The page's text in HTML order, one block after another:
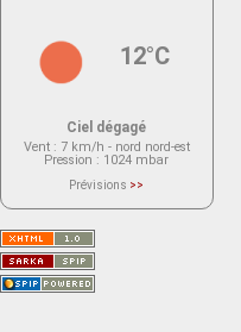
12°C
Ciel dégagé
Vent : 7 km/h - nord nord-est
Pression : 1024 mbar
Prévisions >>
actuellement aucune prévision
Saint-Nom.
Veuillez consulter le message du
service ci-dessous.
(401 - Invalid API key. Please see
https://openweathermap.org/faq#error401